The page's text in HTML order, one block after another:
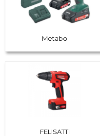
Metabo
FELISATTI